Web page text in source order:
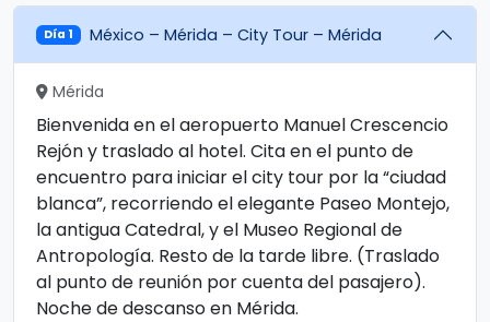
Día 1 México – Mérida – City Tour – Mérida
Mérida
Bienvenida en el aeropuerto Manuel Crescencio
Rejón y traslado al hotel. Cita en el punto de
encuentro para iniciar el city tour por la “ciudad
blanca”, recorriendo el elegante Paseo Montejo,
la antigua Catedral, y el Museo Regional de
Antropología. Resto de la tarde libre. (Traslado
al punto de reunión por cuenta del pasajero).
Noche de descanso en Mérida.